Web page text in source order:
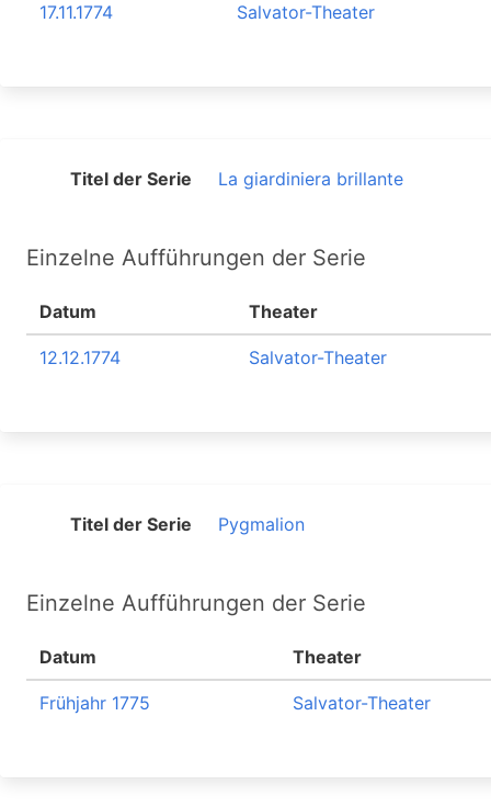
17.11.1774 Salvator-Theater
Titel der Serie La giardiniera brillante
Einzelne Aufführungen der Serie
Datum Theater
12.12.1774 Salvator-Theater
Titel der Serie Pygmalion
Einzelne Aufführungen der Serie
Datum Theater
Frühjahr 1775 Salvator-Theater